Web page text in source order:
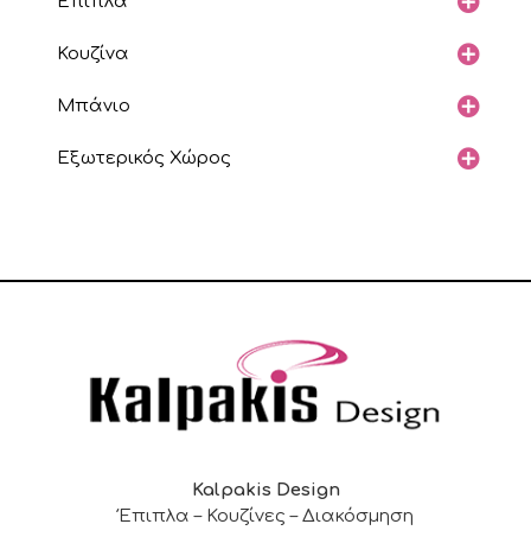
Κουζίνα
Μπάνιο
Εξωτερικός Χώρος
Kalpakis Design
Έπιπλα – Κουζίνες – Διακόσμηση